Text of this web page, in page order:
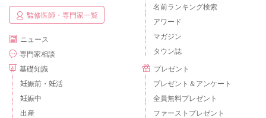
監修医師・専門家一覧
ニュース
専門家相談
基礎知識
妊娠前・妊活
妊娠中
出産
名前ランキング検索
アワード
マガジン
タウン誌
プレゼント
プレゼント＆アンケート
全員無料プレゼント
ファーストプレゼント